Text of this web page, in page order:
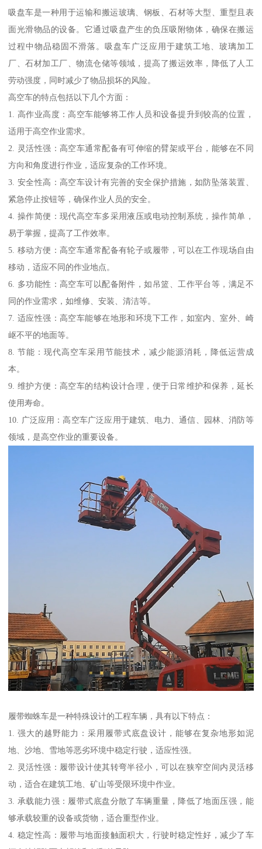
吸盘车是一种用于运输和搬运玻璃、钢板、石材等大型、重型且表
面光滑物品的设备。它通过吸盘产生的负压吸附物体，确保在搬运
过程中物品稳固不滑落。吸盘车广泛应用于建筑工地、玻璃加工
厂、石材加工厂、物流仓储等领域，提高了搬运效率，降低了人工
劳动强度，同时减少了物品损坏的风险。
高空车的特点包括以下几个方面：
1. 高作业高度：高空车能够将工作人员和设备提升到较高的位置，
适用于高空作业需求。
2. 灵活性强：高空车通常配备有可伸缩的臂架或平台，能够在不同
方向和角度进行作业，适应复杂的工作环境。
3. 安全性高：高空车设计有完善的安全保护措施，如防坠落装置、
紧急停止按钮等，确保作业人员的安全。
4. 操作简便：现代高空车多采用液压或电动控制系统，操作简单，
易于掌握，提高了工作效率。
5. 移动方便：高空车通常配备有轮子或履带，可以在工作现场自由
移动，适应不同的作业地点。
6. 多功能性：高空车可以配备附件，如吊篮、工作平台等，满足不
同的作业需求，如维修、安装、清洁等。
7. 适应性强：高空车能够在地形和环境下工作，如室内、室外、崎
岖不平的地面等。
8. 节能：现代高空车采用节能技术，减少能源消耗，降低运营成
本。
9. 维护方便：高空车的结构设计合理，便于日常维护和保养，延长
使用寿命。
10. 广泛应用：高空车广泛应用于建筑、电力、通信、园林、消防等
领域，是高空作业的重要设备。
履带蜘蛛车是一种特殊设计的工程车辆，具有以下特点：
1. 强大的越野能力：采用履带式底盘设计，能够在复杂地形如泥
地、沙地、雪地等恶劣环境中稳定行驶，适应性强。
2. 灵活性强：履带设计使其转弯半径小，可以在狭窄空间内灵活移
动，适合在建筑工地、矿山等受限环境中作业。
3. 承载能力强：履带式底盘分散了车辆重量，降低了地面压强，能
够承载较重的设备或货物，适合重型作业。
4. 稳定性高：履带与地面接触面积大，行驶时稳定性好，减少了车